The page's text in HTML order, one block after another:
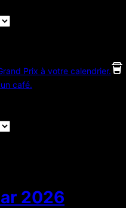
Prix à votre calendrier.
café.
2026